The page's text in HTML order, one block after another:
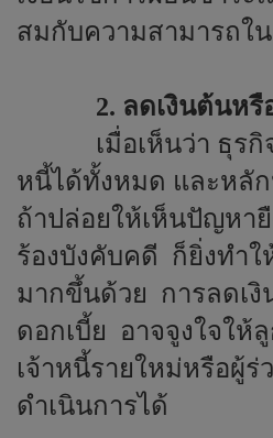
สมกับความสามารถใ
2. ลดเงินต้นหรื
เมื่อเห็นว่า ธุร
หนี้ได้ทั้งหมด และหลัก
ถ้าปล่อยให้เห็นปัญหา
ร้องบังคับคดี ก็ยิ่งทำใ
มากขึ้นด้วย การลดเ
ดอกเบี้ย
อาจจูงใจให้
เจ้าหนี้รายใหม่หรือผู้ร่
ดำเนินการได้